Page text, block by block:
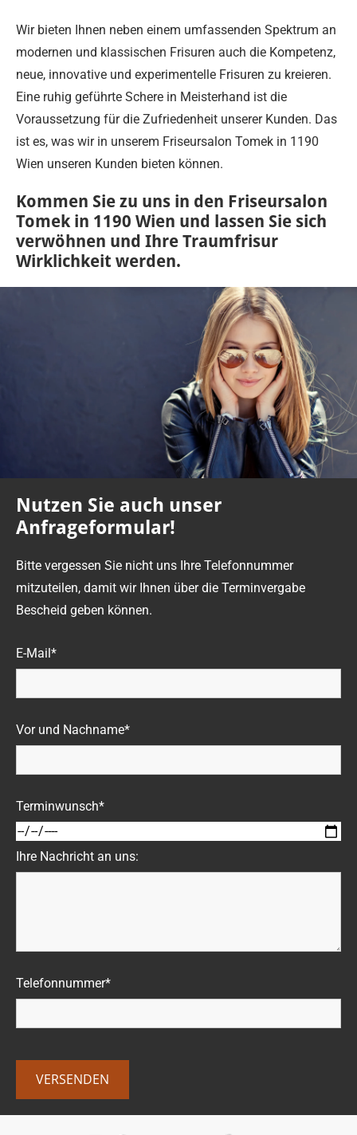
Wir bieten Ihnen neben einem umfassenden Spektrum an
modernen und klassischen Frisuren auch die Kompetenz,
neue, innovative und experimentelle Frisuren zu kreieren.
Eine ruhig geführte Schere in Meisterhand ist die
Voraussetzung für die Zufriedenheit unserer Kunden. Das
ist es, was wir in unserem Friseursalon Tomek in 1190
Wien unseren Kunden bieten können.
Kommen Sie zu uns in den Friseursalon
Tomek in 1190 Wien und lassen Sie sich
verwöhnen und Ihre Traumfrisur
Wirklichkeit werden.
Nutzen Sie auch unser
Anfrageformular!
Bitte vergessen Sie nicht uns Ihre Telefonnummer
mitzuteilen, damit wir Ihnen über die Terminvergabe
Bescheid geben können.
E-Mail*
Vor und Nachname*
Terminwunsch*
Ihre Nachricht an uns:
Telefonnummer*